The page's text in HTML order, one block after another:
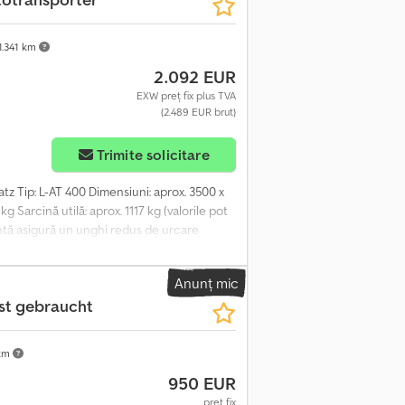
noii remorci la autoritatea rutieră
km
2.092 EUR
EXW preț fix plus TVA
(2.489 EUR brut)
Trimite solicitare
Tip: L-AT 400 Dimensiuni: aprox. 3500 x
Sarcină utilă: aprox. 1117 kg (valorile pot
asigură un unghi redus de urcare
de staționare perforată pentru
de troliu repoziționabil Djdpey I N
cu 13 pini Aparatori de noroi
(TÜV) Opțiuni și accesorii posibile
pentru transport auto, pentru
rutieră
Anunț mic
gebraucht
950 EUR
preț fix